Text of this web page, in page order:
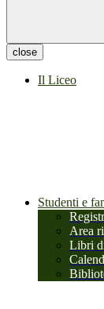
close
Il Liceo
Studenti e
Area
Libri